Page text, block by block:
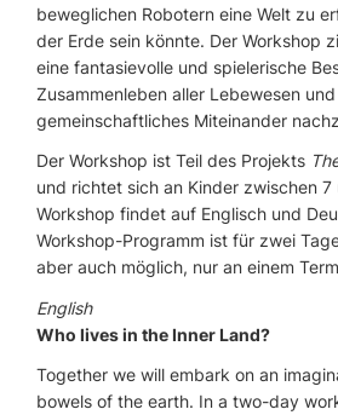
beweglichen Robotern eine Welt zu
der Erde sein könnte. Der Workshop
eine fantasievolle und spielerische
Zusammenleben aller Lebewesen
gemeinschaftliches Miteinander
Der Workshop ist Teil des Projekts
und richtet sich an Kinder zwischen 7
Workshop findet auf Englisch und
Workshop-Programm ist für zwei
aber auch möglich, nur an einem
English
Who lives in the Inner Land?
Together we will embark on an
bowels of the earth. In a two-day